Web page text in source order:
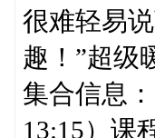
很难轻易
趣！”超级
集合信息
13:15）课